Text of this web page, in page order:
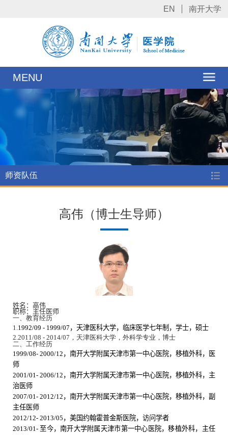
EN 南开大学
MENU
师资队伍
高伟（博士生导师）
姓名： 高伟
职称： 主任医师
一、教育经历
1.1992/09 - 1999/07 ，天津医科大学，临床医学七年制，学士，硕士
2.2011/08 - 2014/07 ，天津医科大学，外科学专业，博士
二、工作经历
1999/08- 2000/12 ，南开大学附属天津市第一中心医院，移植外科，医
师
2001/01- 2006/12 ，南开大学附属天津市第一中心医院，移植外科，主
治医师
2007/01- 2012/12 ，南开大学附属天津市第一中心医院，移植外科，副
主任医师
2012/12- 2013/05 ，美国约翰霍普金斯医院，访问学者
2013/01- 至今，南开大学附属天津市第一中心医院，移植外科，主任